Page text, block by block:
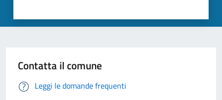
Contatta il comune
Leggi le domande frequenti